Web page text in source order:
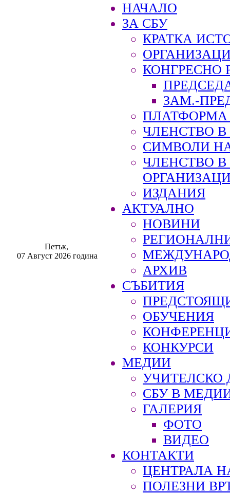
Петък,
07 Август 2026 година
НАЧАЛО
ЗА СБУ
КРАТКА
КОНГРЕСНО
ЗАМ.-
ПЛАТФОРМА
ЧЛЕНСТВО В
СИМВОЛИ
ЧЛЕНСТВО
ИЗДАНИЯ
АКТУАЛНО
НОВИНИ
АРХИВ
СЪБИТИЯ
ОБУЧЕНИЯ
КОНКУРСИ
МЕДИИ
УЧИТЕЛСКО
СБУ В
ГАЛЕРИЯ
ФОТО
ВИДЕО
КОНТАКТИ
ЦЕНТРАЛА
ПОЛЕЗНИ